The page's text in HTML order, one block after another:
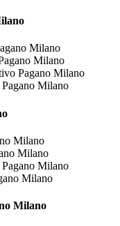
Milano
Milano
Pagano Milano
Milano
Milano
Milano
Milano
Milano
Milano